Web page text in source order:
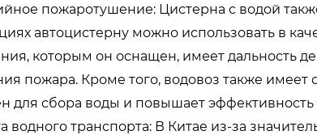
пожаротушение: Цистерна с водой
автоцистерну можно использовать в
которым он оснащен, имеет дальность
пожара. Кроме того, водовоз также
для сбора воды и повышает
водного транспорта: В Китае из-за